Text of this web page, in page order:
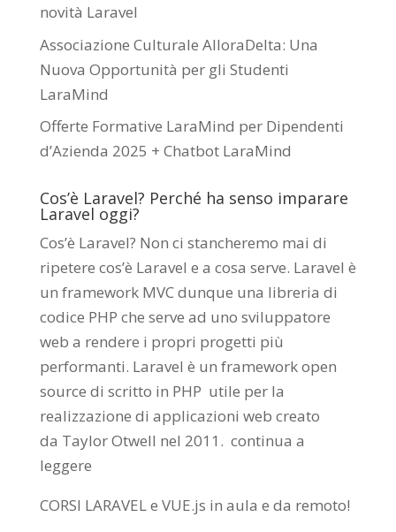
novità Laravel
Associazione Culturale AlloraDelta: Una
Nuova Opportunità per gli Studenti
LaraMind
Offerte Formative LaraMind per Dipendenti
d’Azienda 2025 + Chatbot LaraMind
Cos’è Laravel? Perché ha senso imparare
Laravel oggi?
Cos’è Laravel? Non ci stancheremo mai di
ripetere cos’è Laravel e a cosa serve. Laravel è
un framework MVC dunque una libreria di
codice PHP che serve ad uno sviluppatore
web a rendere i propri progetti più
performanti. Laravel è un framework open
source di scritto in PHP utile per la
realizzazione di applicazioni web creato
da Taylor Otwell nel 2011. continua a
leggere
CORSI LARAVEL e VUE.js in aula e da remoto!